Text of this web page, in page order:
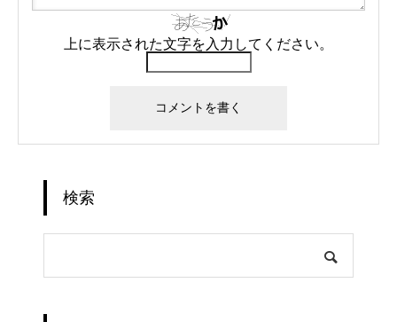
上に表示された文字を入力してください。
検索